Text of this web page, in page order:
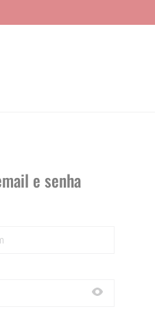
pedidos acima de R$ 399,00
e senha